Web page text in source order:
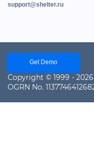
support@shelter.ru
Get Demo
Copyright © 1999 -
OGRN No.